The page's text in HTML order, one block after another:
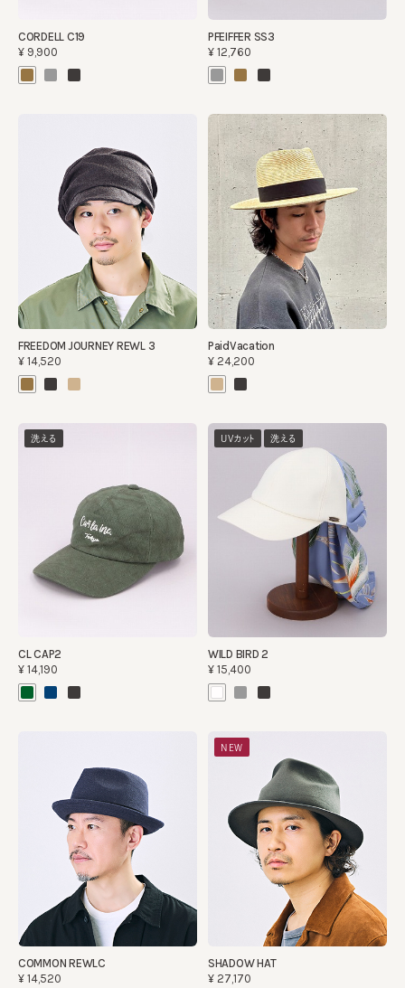
CORDELL C19
¥9,900
PFEIFFER SS3
¥12,760
FREEDOM JOURNEY REWL 3
¥14,520
PaidVacation
¥24,200
洗える
CL CAP2
¥14,190
UVカット 洗える
WILD BIRD 2
¥15,400
COMMON REWLC
¥14,520
NEW
SHADOW HAT
¥27,170